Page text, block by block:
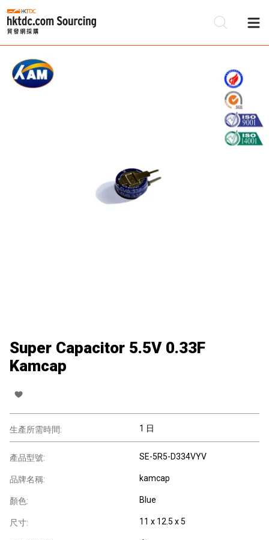
Super Capacitor 5.5V 0.33F
Kamcap
生產所需時間: 1 日
產品型號: SE-5R5-D334VYV
品牌名稱: kamcap
顏色: Blue
尺寸: 11 x 12.5 x 5